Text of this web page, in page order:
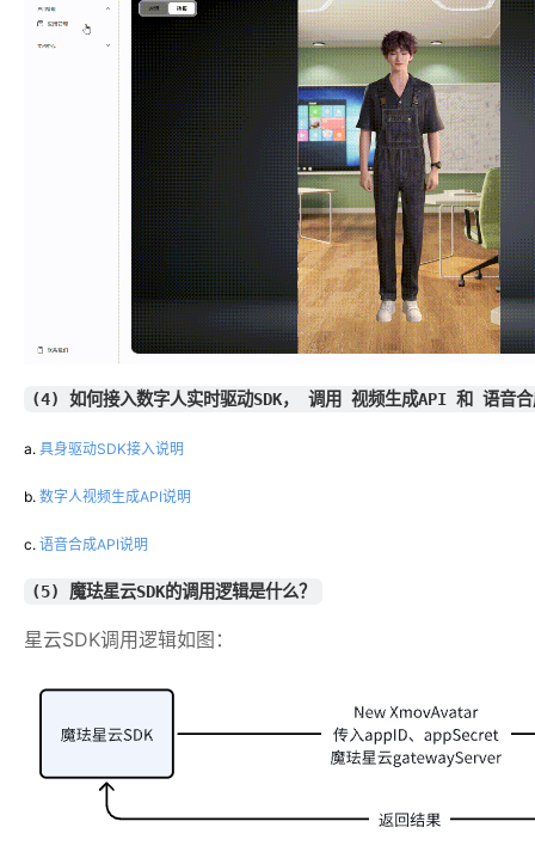
(4) 如何接入数字人实时驱动SDK， 调用 视频生成API 和 语音
a. 具身驱动SDK接入说明
b. 数字人视频生成API说明
c. 语音合成API说明
(5) 魔珐星云SDK的调用逻辑是什么？
星云SDK调用逻辑如图：